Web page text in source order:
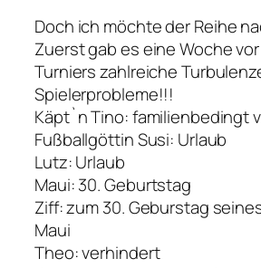
Doch ich möchte der Reihe
Zuerst gab es eine Woche
Turniers zahlreiche
Spielerprobleme!!!
Käpt`n Tino: familienbedingt
Fußballgöttin Susi: Urlaub
Lutz: Urlaub
Maui: 30. Geburtstag
Ziff: zum 30. Geburstag
Maui
Theo: verhindert